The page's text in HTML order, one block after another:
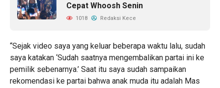
Cepat Whoosh Senin
1018 Redaksi Kece
“Sejak video saya yang keluar beberapa waktu lalu, sudah
saya katakan ‘Sudah saatnya mengembalikan partai ini ke
pemilik sebenarnya.’ Saat itu saya sudah sampaikan
rekomendasi ke partai bahwa anak muda itu adalah Mas